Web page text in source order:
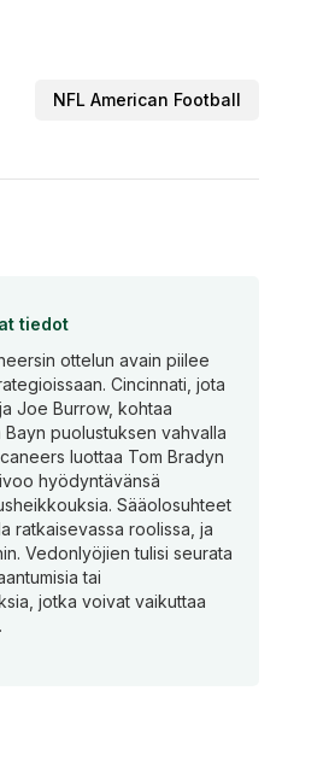
NFL American Football
tiedot
ottelun avain piilee
Cincinnati, jota
Joe Burrow, kohtaa
puolustuksen vahvalla
luottaa Tom Bradyn
hyödyntävänsä
Sääolosuhteet
ratkaisevassa roolissa, ja
Vedonlyöjien tulisi seurata
tai
jotka voivat vaikuttaa